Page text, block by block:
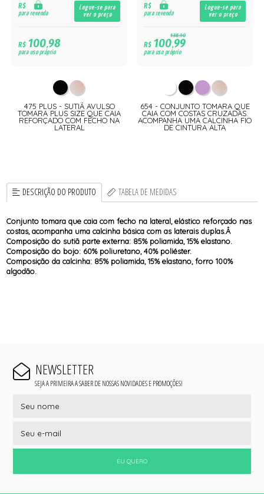
R$
para revenda
Logue-se para
ver o preço
R$100,98
para uso próprio
475 PLUS - SUTIÃ AVULSO
TOMARA PLUS SIZE QUE CAIA
REFORÇADO COM FECHO NA
LATERAL
R$
para revenda
Logue-se para
ver o preço
138,90
R$100,99
para uso próprio
654 - CONJUNTO TOMARA QUE
CAIA COM COSTAS CRUZADAS.
ACOMPANHA UMA CALCINHA FIO
DE CINTURA ALTA
DESCRIÇÃO DO PRODUTO TABELA DE MEDIDAS
Conjunto tomara que caia com fecho na lateral, elástico reforçado nas
costas, acompanha uma calcinha básica com as laterais duplas.Â
Composição do sutiã parte externa: 85% poliamida, 15% elastano.
Composição do bojo: 60% poliuretano, 40% poliéster.
Composição da calcinha: 85% poliamida, 15% elastano, forro 100%
algodão.
NEWSLETTER
SEJA A PRIMEIRA A SABER DE NOSSAS NOVIDADES E PROMOÇÕES!
EU QUERO